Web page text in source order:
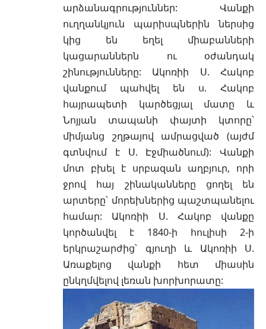
արձանագրություններ: Վանքի
ուղղանկյուն պարիսպներին ներսից
կից են եղել միաբանների
կացարաններն ու օժանդակ
շինությունները: Ակոռիի Ս. Հակոբ
վանքում պահվել են ս. Հակոբ
հայրապետի կարծեցյալ մատը և
Նոյյան տապանի փայտի կտորը՝
միմյանց շղթայով ամրացված (այժմ
գտնվում է Ս. Էջմիածնում): Վանքի
մոտ բխել է սրբազան աղբյուր, որի
ջրով հայ շինականները ցողել են
արտերը՝ մորեխներից պաշտպանելու
համար: Ակոռիի Ս. Հակոբ վանքը
կործանվել է 1840-ի հուլիսի 2-ի
երկրաշարժից՝ գյուղի և Ակոռիի Ս.
Առաքելոց վանքի հետ միասին
ընկղմվելով լեռան խորխորատը: